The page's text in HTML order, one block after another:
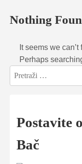
Nothing
It seems we
Perhaps
Pretraga:
Postavite
Bač